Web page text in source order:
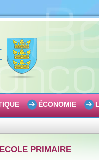
ÉCONOMIE
ECOLE PRIMAIRE